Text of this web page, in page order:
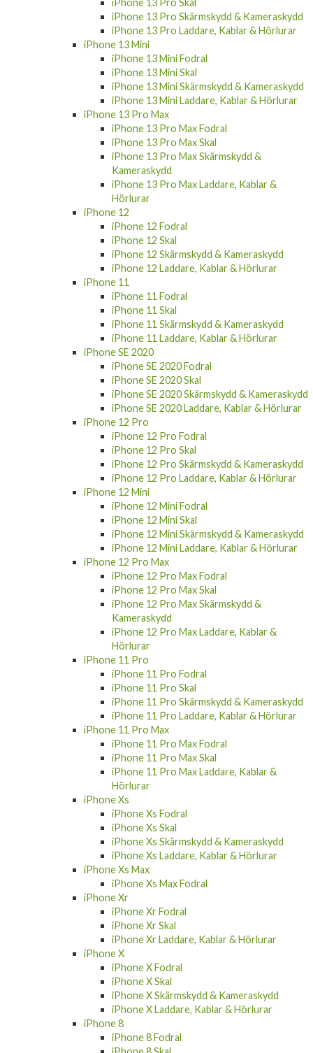
iPhone 13 Pro Skärmskydd & Kameraskydd
iPhone 13 Pro Laddare, Kablar & Hörlurar
iPhone 13 Mini
iPhone 13 Mini Fodral
iPhone 13 Mini Skal
iPhone 13 Mini Skärmskydd & Kameraskydd
iPhone 13 Mini Laddare, Kablar & Hörlurar
iPhone 13 Pro Max
iPhone 13 Pro Max Fodral
iPhone 13 Pro Max Skal
iPhone 13 Pro Max Skärmskydd &
Kameraskydd
iPhone 13 Pro Max Laddare, Kablar &
Hörlurar
iPhone 12
iPhone 12 Fodral
iPhone 12 Skal
iPhone 12 Skärmskydd & Kameraskydd
iPhone 12 Laddare, Kablar & Hörlurar
iPhone 11
iPhone 11 Fodral
iPhone 11 Skal
iPhone 11 Skärmskydd & Kameraskydd
iPhone 11 Laddare, Kablar & Hörlurar
iPhone SE 2020
iPhone SE 2020 Fodral
iPhone SE 2020 Skal
iPhone SE 2020 Skärmskydd & Kameraskydd
iPhone SE 2020 Laddare, Kablar & Hörlurar
iPhone 12 Pro
iPhone 12 Pro Fodral
iPhone 12 Pro Skal
iPhone 12 Pro Skärmskydd & Kameraskydd
iPhone 12 Pro Laddare, Kablar & Hörlurar
iPhone 12 Mini
iPhone 12 Mini Fodral
iPhone 12 Mini Skal
iPhone 12 Mini Skärmskydd & Kameraskydd
iPhone 12 Mini Laddare, Kablar & Hörlurar
iPhone 12 Pro Max
iPhone 12 Pro Max Fodral
iPhone 12 Pro Max Skal
iPhone 12 Pro Max Skärmskydd &
Kameraskydd
iPhone 12 Pro Max Laddare, Kablar &
Hörlurar
iPhone 11 Pro
iPhone 11 Pro Fodral
iPhone 11 Pro Skal
iPhone 11 Pro Skärmskydd & Kameraskydd
iPhone 11 Pro Laddare, Kablar & Hörlurar
iPhone 11 Pro Max
iPhone 11 Pro Max Fodral
iPhone 11 Pro Max Skal
iPhone 11 Pro Max Laddare, Kablar &
Hörlurar
iPhone Xs
iPhone Xs Fodral
iPhone Xs Skal
iPhone Xs Skärmskydd & Kameraskydd
iPhone Xs Laddare, Kablar & Hörlurar
iPhone Xs Max
iPhone Xs Max Fodral
iPhone Xr
iPhone Xr Fodral
iPhone Xr Skal
iPhone Xr Laddare, Kablar & Hörlurar
iPhone X
iPhone X Fodral
iPhone X Skal
iPhone X Skärmskydd & Kameraskydd
iPhone X Laddare, Kablar & Hörlurar
iPhone 8
iPhone 8 Fodral